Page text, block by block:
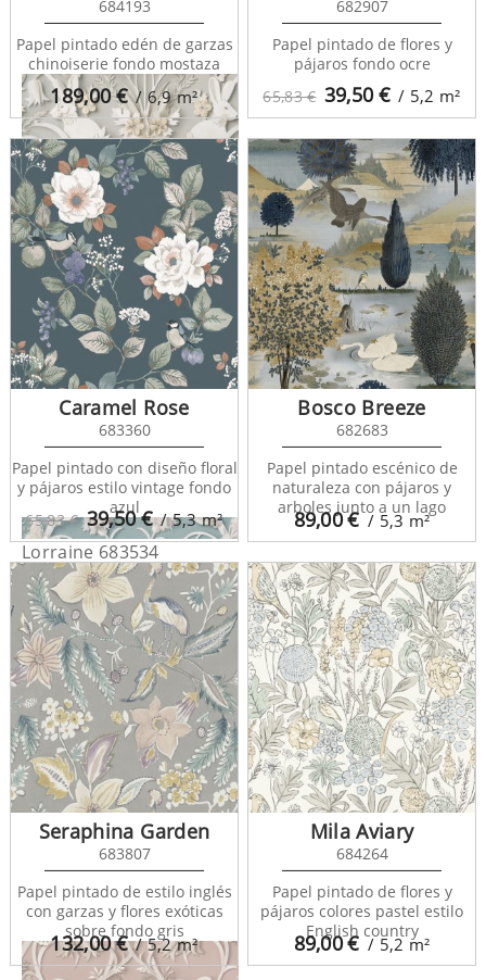
Lorraine 681307
Lorraine 683534
Lorraine 683535
189,00€ / 6,9m²
684193
Papel pintado edén de garzas
chinoiserie fondo mostaza
65,83 € 39,50€ / 5,2 m²
682907
Papel pintado de flores y
pájaros fondo ocre
65,83 € 39,50€ / 5,3m²
Caramel Rose
683360
Papel pintado con diseño floral
y pájaros estilo vintage fondo
azul
89,00€ / 5,3 m²
Bosco Breeze
682683
Papel pintado escénico de
naturaleza con pájaros y
arboles junto a un lago
132,00€ / 5,2m²
Seraphina Garden
683807
Papel pintado de estilo inglés
con garzas y flores exóticas
sobre fondo gris
89,00€ / 5,2 m²
Mila Aviary
684264
Papel pintado de flores y
pájaros colores pastel estilo
English country